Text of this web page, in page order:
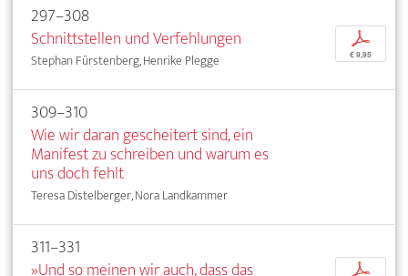
297–308
Schnittstellen und Verfehlungen
Stephan Fürstenberg, Henrike Plegge
p
€ 9,95
309–310
Wie wir daran gescheitert sind, ein
Manifest zu schreiben und warum es
uns doch fehlt
Teresa Distelberger, Nora Landkammer
311–331
»Und so meinen wir auch, dass das
p